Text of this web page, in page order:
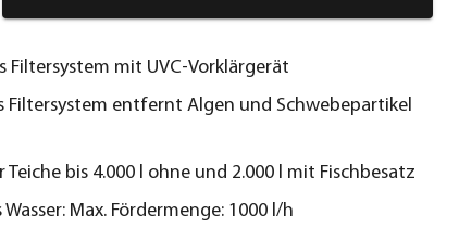
Filtersystem mit UVC-Vorklärgerät
Filtersystem entfernt Algen und Schwebepartikel
bis 4.000 l ohne und 2.000 l mit Fischbesatz
Wasser: Max. Fördermenge: 1000 l/h